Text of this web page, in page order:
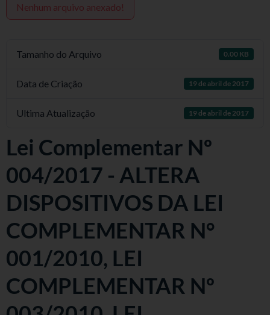
Nenhum arquivo anexado!
Tamanho do Arquivo 0.00 KB
Data de Criação 19 de abril de 2017
Ultima Atualização 19 de abril de 2017
Lei Complementar Nº
004/2017 - ALTERA
DISPOSITIVOS DA LEI
COMPLEMENTAR N°
001/2010, LEI
COMPLEMENTAR Nº